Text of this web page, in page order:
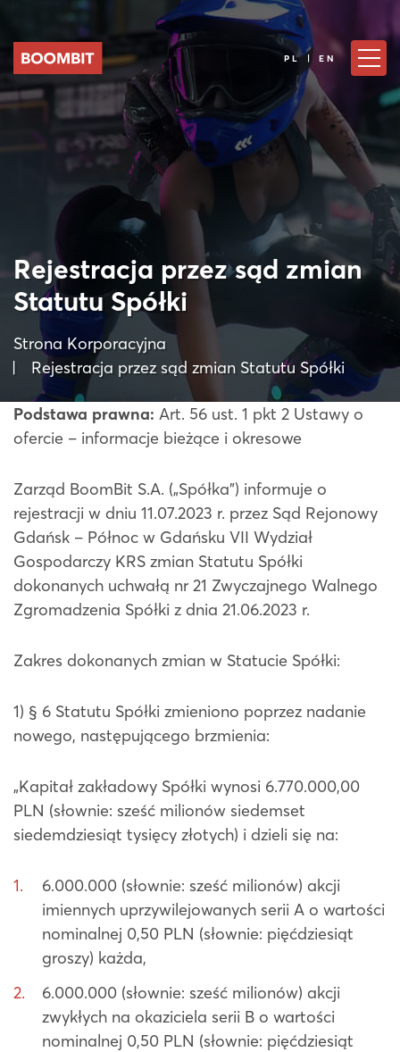
PL | EN
Rejestracja przez sąd zmian
Statutu Spółki
Strona Korporacyjna
Rejestracja przez sąd zmian Statutu Spółki
Podstawa prawna: Art. 56 ust. 1 pkt 2 Ustawy o
ofercie – informacje bieżące i okresowe
Zarząd BoomBit S.A. („Spółka”) informuje o
rejestracji w dniu 11.07.2023 r. przez Sąd Rejonowy
Gdańsk – Północ w Gdańsku VII Wydział
Gospodarczy KRS zmian Statutu Spółki
dokonanych uchwałą nr 21 Zwyczajnego Walnego
Zgromadzenia Spółki z dnia 21.06.2023 r.
Zakres dokonanych zmian w Statucie Spółki:
1) § 6 Statutu Spółki zmieniono poprzez nadanie
nowego, następującego brzmienia:
„Kapitał zakładowy Spółki wynosi 6.770.000,00
PLN (słownie: sześć milionów siedemset
siedemdziesiąt tysięcy złotych) i dzieli się na:
6.000.000 (słownie: sześć milionów) akcji
imiennych uprzywilejowanych serii A o wartości
nominalnej 0,50 PLN (słownie: pięćdziesiąt
groszy) każda,
6.000.000 (słownie: sześć milionów) akcji
zwykłych na okaziciela serii B o wartości
nominalnej 0,50 PLN (słownie: pięćdziesiąt